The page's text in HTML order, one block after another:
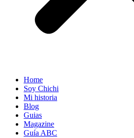
Home
Soy Chichi
Mi historia
Blog
Guias
Magazine
Guía ABC